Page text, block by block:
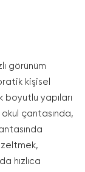
görünüm
kişisel
boyutlu yapıları
çantasında,
hızlıca